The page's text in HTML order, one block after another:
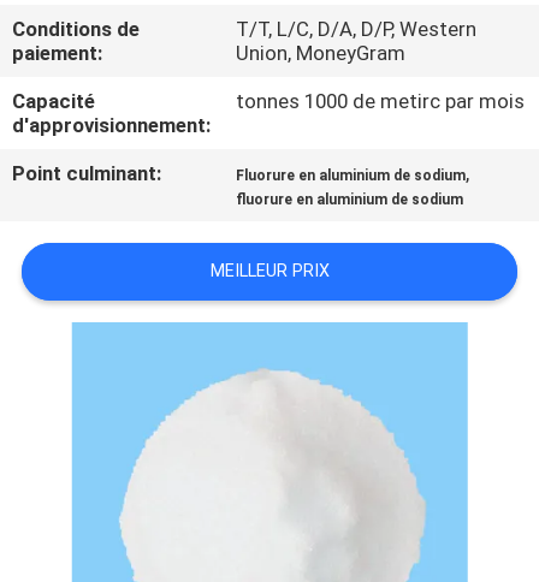
CONTRÔLE
DE
LA
QUALITÉ
CONTACTER
AFFAIRES
DEMANDEZ
Conditions de
paiement:
T/T, L/C, D/A, D/P, Western
Union, MoneyGram
Capacité
d'approvisionnement:
tonnes 1000 de metirc par mois
Point culminant: Fluorure en aluminium de sodium,
fluorure en aluminium de sodium
MEILLEUR PRIX